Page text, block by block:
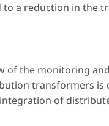
to a reduction in the
of the monitoring
transformers is
of